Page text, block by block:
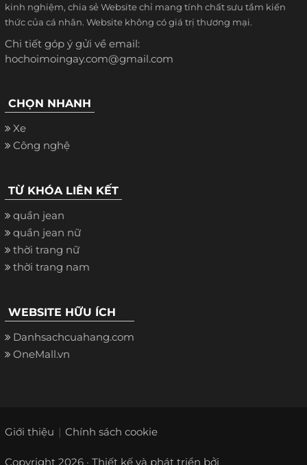
kinh nghiệm, chia sẻ Website chỉ mang tính chất sưu tầm kiến
thức của cá nhân. Website không có giá trị thương mại.
Chi tiết góp ý gửi về email:
hochoimoingay.com@gmail.com
CHỌN NHANH
Xe
Công nghệ
TỪ KHÓA LIÊN KẾT
quần jean
quần jean nữ
thời trang nữ
thời trang nam
WEBSITE HỮU ÍCH
Danhsachcuahang.com
OneMall.vn
Giới thiệu Chính sách cookie
Copyright 2026 · Thiết kế và phát triển bởi